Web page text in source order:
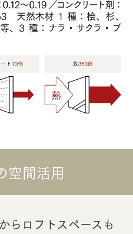
空間活用
らロフトスペースも